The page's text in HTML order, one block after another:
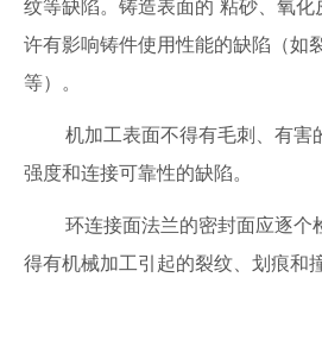
纹等缺陷。铸造表面的 粘砂、氧
许有影响铸件使用性能的缺陷（如
等）。
机加工表面不得有毛刺、有害
强度和连接可靠性的缺陷。
环连接面法兰的密封面应逐个
得有机械加工引起的裂纹、划痕和